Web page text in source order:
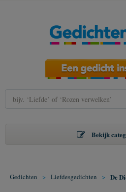
Bekijk
Gedichten > Liefdesgedichten > De